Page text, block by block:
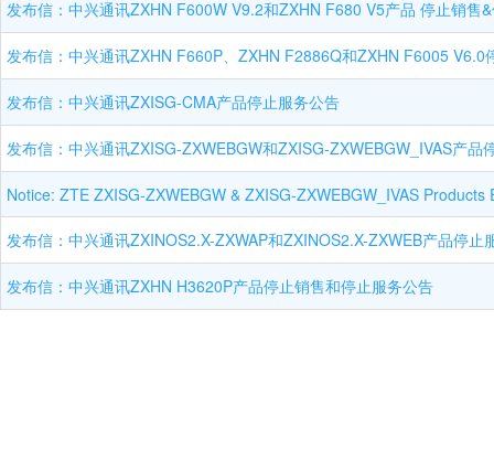
发布信：中兴通讯ZXHN F600W V9.2和ZXHN F680 V5产品 停止销售
发布信：中兴通讯ZXHN F660P、ZXHN F2886Q和ZXHN F6005 V6.0
发布信：中兴通讯ZXISG-CMA产品停止服务公告
发布信：中兴通讯ZXISG-ZXWEBGW和ZXISG-ZXWEBGW_IVAS产品
Notice: ZTE ZXISG-ZXWEBGW & ZXISG-ZXWEBGW_IVAS Products
发布信：中兴通讯ZXINOS2.X-ZXWAP和ZXINOS2.X-ZXWEB产品停止
发布信：中兴通讯ZXHN H3620P产品停止销售和停止服务公告